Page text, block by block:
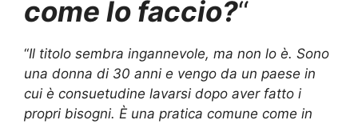
come lo faccio?“
“Il titolo sembra ingannevole, ma non lo è. Sono
una donna di 30 anni e vengo da un paese in
cui è consuetudine lavarsi dopo aver fatto i
propri bisogni. È una pratica comune come in